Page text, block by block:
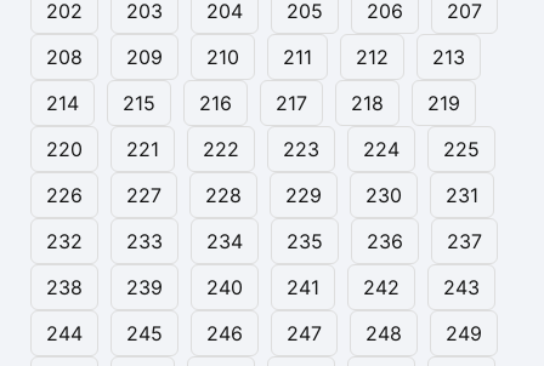
202 203 204 205 206
207
208
209 210 211 212
213
214
215 216 217 218
219
220
221 222 223 224
225
226
227 228 229 230
231
232
233 234 235 236
237
238
239 240 241 242
243
244
245 246 247 248
249